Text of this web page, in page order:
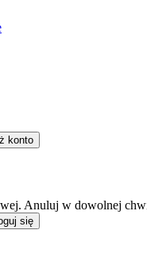
konto
Anuluj w dowolnej
się